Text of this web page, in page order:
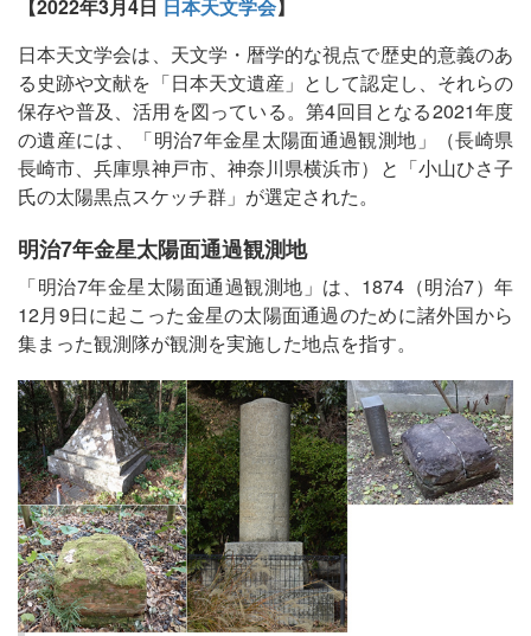
【2022年3月4日 日本天文学会】
日本天文学会は、天文学・暦学的な視点で歴史的意義のあ
る史跡や文献を「日本天文遺産」として認定し、それらの
保存や普及、活用を図っている。第4回目となる2021年度
の遺産には、「明治7年金星太陽面通過観測地」（長崎県
長崎市、兵庫県神戸市、神奈川県横浜市）と「小山ひさ子
氏の太陽黒点スケッチ群」が選定された。
明治7年金星太陽面通過観測地
「明治7年金星太陽面通過観測地」は、1874（明治7）年
12月9日に起こった金星の太陽面通過のために諸外国から
集まった観測隊が観測を実施した地点を指す。